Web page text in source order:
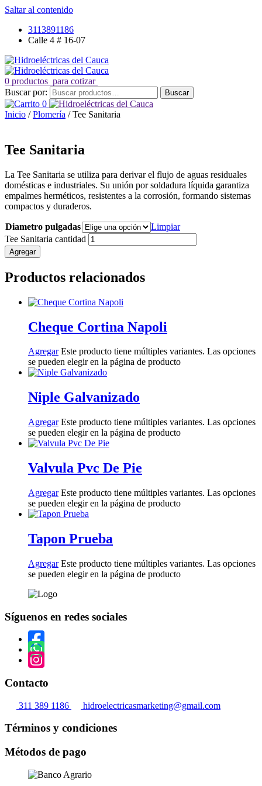
Saltar al contenido
3113891186
Calle 4 # 16-07
0 productos para cotizar
Buscar por:
Buscar
0
Inicio /Plomería / Tee Sanitaria
Tee Sanitaria
La Tee Sanitaria se utiliza para derivar el flujo de aguas residuales
domésticas e industriales. Su unión por soldadura líquida garantiza
empalmes herméticos, resistentes a la corrosión, formando sistemas
compactos y duraderos.
Diametro pulgadas
Limpiar
Tee Sanitaria cantidad
Agregar
Productos relacionados
Cheque Cortina Napoli
Agregar Este producto tiene múltiples variantes. Las opciones
se pueden elegir en la página de producto
Niple Galvanizado
Agregar Este producto tiene múltiples variantes. Las opciones
se pueden elegir en la página de producto
Valvula Pvc De Pie
Agregar Este producto tiene múltiples variantes. Las opciones
se pueden elegir en la página de producto
Tapon Prueba
Agregar Este producto tiene múltiples variantes. Las opciones
se pueden elegir en la página de producto
Síguenos en redes sociales
Contacto
311 389 1186 hidroelectricasmarketing@gmail.com
Términos y condiciones
Métodos de pago